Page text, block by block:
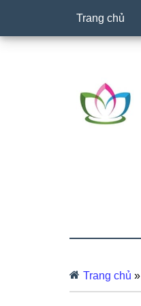
Trang chủ
Trang chủ »